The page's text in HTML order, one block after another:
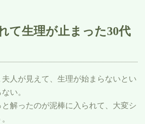
て生理が止まった30代
人が見えて、生理が始まらないとい
い。
解ったのが泥棒に入られて、大変シ